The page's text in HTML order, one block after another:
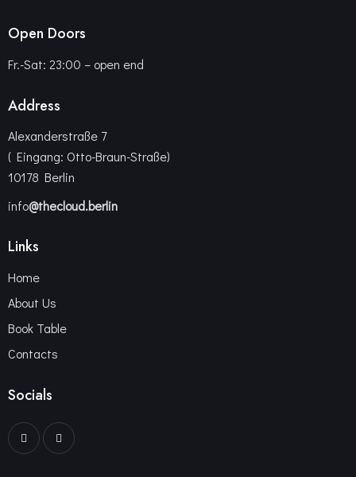
Open Doors
Fr.-Sat: 23:00 – open end
Address
Alexanderstraße 7
( Eingang: Otto-Braun-Straße)
10178 Berlin
info@thecloud.berlin
Links
Home
About Us
Book Table
Contacts
Socials